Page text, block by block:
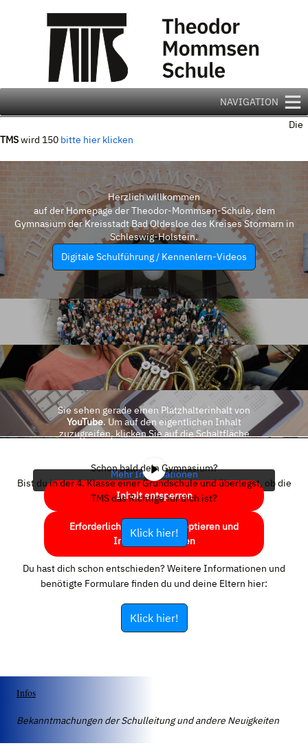
NAVIGATION
Die
TMSwird 150 bitte hier klicken
Herzlich willkommen
auf der Homepage der Theodor-Mommsen-Schule, dem
Gymnasium der Kreisstadt Bad Oldesloe des Kreises Stormarn in
Schleswig-Holstein.
Digitale Schulführung / Kennenlern-Videos
Sie sehen gerade einen Platzhalterinhalt von
YouTube. Um auf den eigentlichen Inhalt
zuzugreifen, klicken Sie auf die Schaltfläche
Mehr Informationen
Inhalt entsperren
Erforderlichen Service akzeptieren und
Inhalte entsperren
Schon bald dein Gymnasium?
Bist du in der 4. Klasse einer Grundschule und überlegst, ob die
TMS das Richtige für dich ist?
Klick hier!
Du hast dich schon entschieden? Weitere Informationen und
benötigte Formulare finden du und deine Eltern hier:
Klick hier!
Infos
Bekanntmachungen der Schulleitung und andere Neuigkeiten